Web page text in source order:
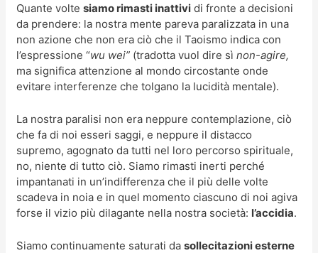
Quante voltesiamo rimasti inattivi di fronte a decisioni
da prendere: la nostra mente pareva paralizzata in una
non azione che non era ciò che il Taoismo indica con
l’espressione “wu wei” (tradotta vuol dire sìnon-agire,
ma significa attenzione al mondo circostante onde
evitare interferenze che tolgano la lucidità mentale).
La nostra paralisi non era neppure contemplazione, ciò
che fa di noi esseri saggi, e neppure il distacco
supremo, agognato da tutti nel loro percorso spirituale,
no, niente di tutto ciò. Siamo rimasti inerti perché
impantanati in un’indifferenza che il più delle volte
scadeva in noia e in quel momento ciascuno di noi agiva
forse il vizio più dilagante nella nostra società: l’accidia.
Siamo continuamente saturati dasollecitazioni esterne